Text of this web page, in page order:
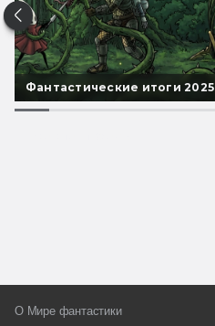
Фантастические итоги 2025
О Мире фантастики